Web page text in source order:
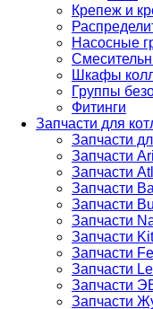
Крепеж и
Насосные
Шкафы
Группы
Фитинги
Запчасти для
Запчасти
Запчасти
Запчасти
Запчасти
Запчасти
Запчасти
Запчасти
Запчасти
Запчасти
Запчасти
Запчасти